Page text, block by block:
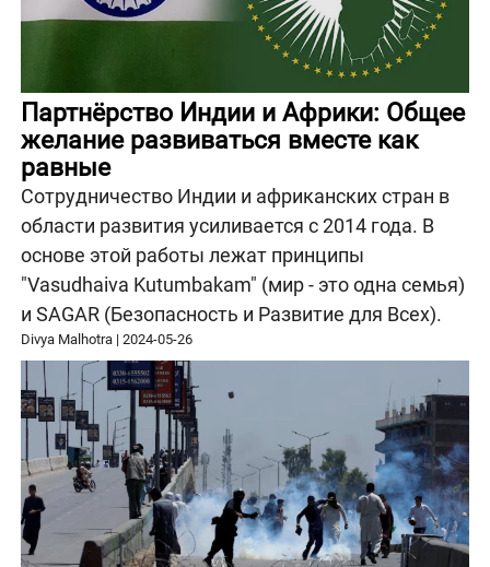
Партнёрство Индии и Африки: Общее
желание развиваться вместе как
равные
Сотрудничество Индии и африканских стран в
области развития усиливается с 2014 года. В
основе этой работы лежат принципы
"Vasudhaiva Kutumbakam" (мир - это одна семья)
и SAGAR (Безопасность и Развитие для Всех).
Divya Malhotra |2024-05-26